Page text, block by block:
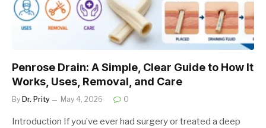
Penrose Drain: A Simple, Clear Guide to How It
Works, Uses, Removal, and Care
By Dr. Prity May 4, 2026 0
Introduction If you’ve ever had surgery or treated a deep